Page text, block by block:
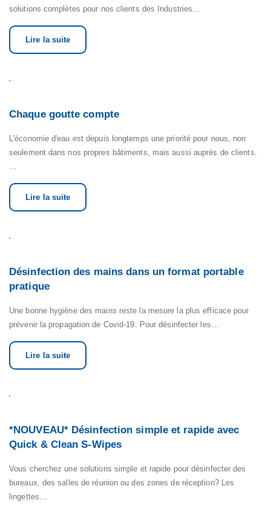
solutions complètes pour nos clients des Industries…
Lire la suite
Chaque goutte compte
L'économie d'eau est depuis longtemps une priorité pour nous, non
seulement dans nos propres bâtiments, mais aussi auprès de clients.
Lire la suite
Désinfection des mains dans un format portable
pratique
Une bonne hygiène des mains reste la mesure la plus efficace pour
prévenir la propagation de Covid-19. Pour désinfecter les…
Lire la suite
*NOUVEAU* Désinfection simple et rapide avec
Quick & Clean S-Wipes
Vous cherchez une solutions simple et rapide pour désinfecter des
bureaux, des salles de réunion ou des zones de réception? Les
lingettes…